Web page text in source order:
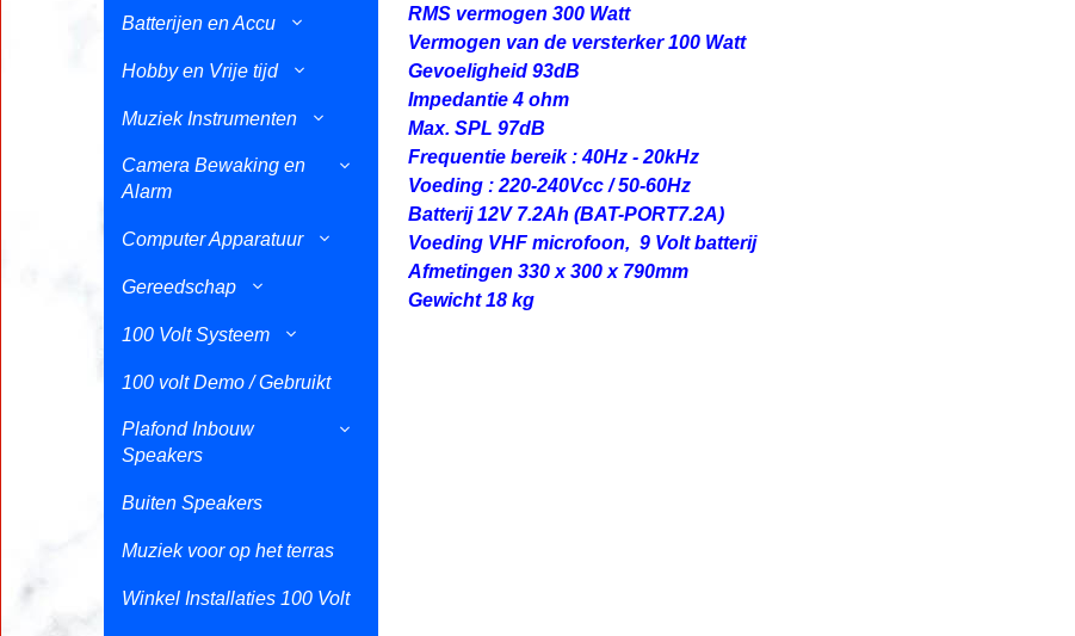
Batterijen en Accu
Hobby en Vrije tijd
Muziek Instrumenten
Camera Bewaking en
Alarm
Computer Apparatuur
Gereedschap
100 Volt Systeem
100 volt Demo / Gebruikt
Plafond Inbouw
Speakers
Buiten Speakers
Muziek voor op het terras
Winkel Installaties 100 Volt
RMS vermogen 300 Watt
Vermogen van de versterker 100 Watt
Gevoeligheid 93dB
Impedantie 4 ohm
Max. SPL 97dB
Frequentie bereik : 40Hz - 20kHz
Voeding : 220-240Vcc / 50-60Hz
Batterij 12V 7.2Ah (BAT-PORT7.2A)
Voeding VHF microfoon, 9 Volt batterij
Afmetingen 330 x 300 x 790mm
Gewicht 18 kg